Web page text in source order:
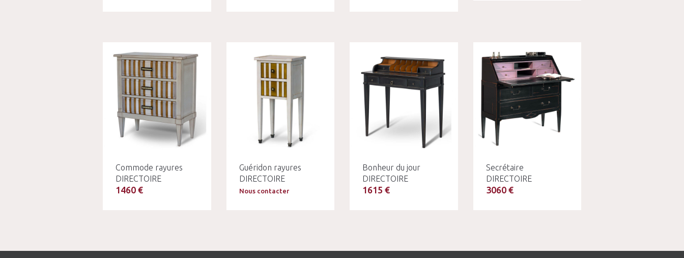
Commode rayures
DIRECTOIRE
1460 €
Guéridon rayures
DIRECTOIRE
Nous contacter
Bonheur du jour
DIRECTOIRE
1615 €
Secrétaire
DIRECTOIRE
3060 €